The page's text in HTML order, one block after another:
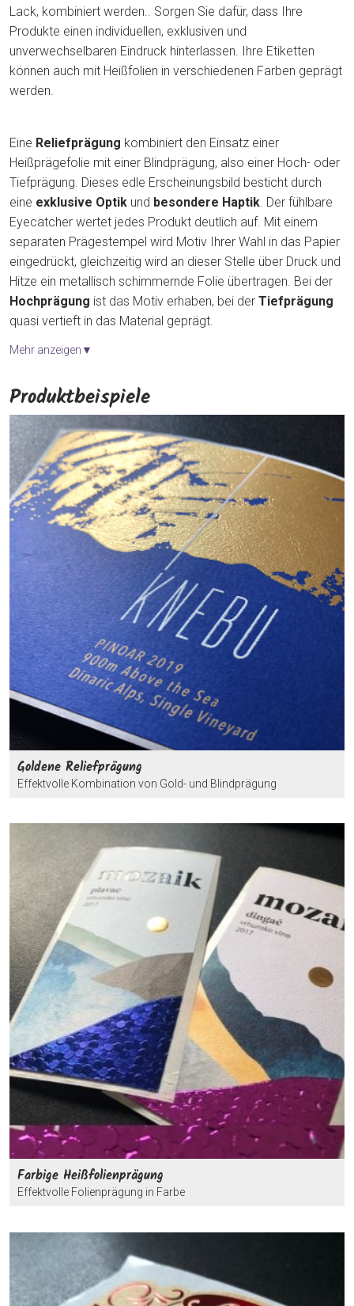
Lack, kombiniert werden.. Sorgen Sie dafür, dass Ihre
Produkte einen individuellen, exklusiven und
unverwechselbaren Eindruck hinterlassen. Ihre Etiketten
können auch mit Heißfolien in verschiedenen Farben geprägt
werden.
Eine Reliefprägung kombiniert den Einsatz einer
Heißprägefolie mit einer Blindprägung, also einer Hoch- oder
Tiefprägung. Dieses edle Erscheinungsbild besticht durch
eine exklusive Optik und besondere Haptik. Der fühlbare
Eyecatcher wertet jedes Produkt deutlich auf. Mit einem
separaten Prägestempel wird Motiv Ihrer Wahl in das Papier
eingedrückt, gleichzeitig wird an dieser Stelle über Druck und
Hitze ein metallisch schimmernde Folie übertragen. Bei der
Hochprägung ist das Motiv erhaben, bei der Tiefprägung
quasi vertieft in das Material geprägt.
Mehr anzeigen▼
Produktbeispiele
Goldene Reliefprägung
Effektvolle Kombination von Gold- und Blindprägung
Farbige Heißfolienprägung
Effektvolle Folienprägung in Farbe